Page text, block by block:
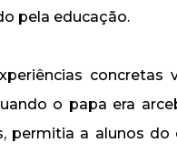
pela educação.
concretas
o papa era
permitia a alunos